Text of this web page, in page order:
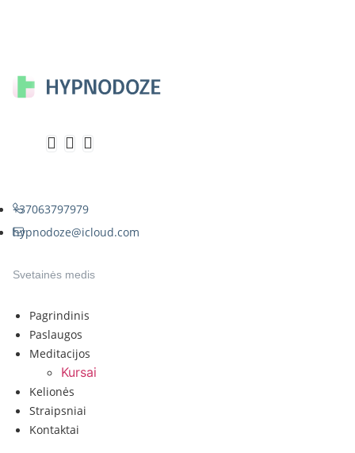
+37063797979
hypnodoze@icloud.com
Svetainės medis
Pagrindinis
Paslaugos
Meditacijos
Kursai
Kelionės
Straipsniai
Kontaktai